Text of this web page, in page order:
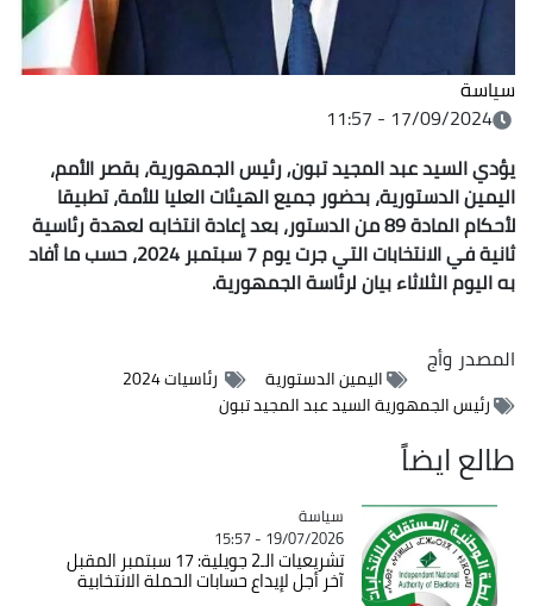
سياسة
17/09/2024 - 11:57
يؤدي السيد عبد المجيد تبون, رئيس الجمهورية، بقصر الأمم،
اليمين الدستورية، بحضور جميع الهيئات العليا للأمة، تطبيقا
لأحكام المادة 89 من الدستور، بعد إعادة انتخابه لعهدة رئاسية
ثانية في الانتخابات التي جرت يوم 7 سبتمبر 2024، حسب ما أفاد
به اليوم الثلاثاء بيان لرئاسة الجمهورية.
المصدروأج
اليمين الدستورية
رئاسيات 2024
رئيس الجمهورية السيد عبد المجيد تبون
طالع ايضاً
Catégorie
سياسة
19/07/2026 - 15:57
تشريعيات الـ2 جويلية: 17 سبتمبر المقبل
آخر أجل لإيداع حسابات الحملة الانتخابية